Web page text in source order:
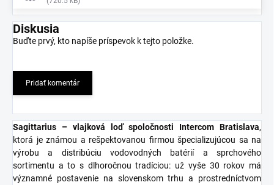
Diskusia
Buďte prvý, kto napíše príspevok k tejto položke.
Pridať komentár
Sagittarius – vlajková loď spoločnosti Intercom Bratislava,
ktorá je známou a rešpektovanou firmou špecializujúcou sa na
výrobu a distribúciu vodovodných batérií a sprchového
sortimentu a to s dlhoročnou tradíciou: už vyše 30 rokov má
významné postavenie na slovenskom trhu a prostredníctvom